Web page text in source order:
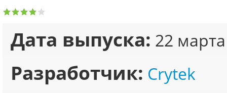
Дата выпуска: 22
Разработчик: Crytek